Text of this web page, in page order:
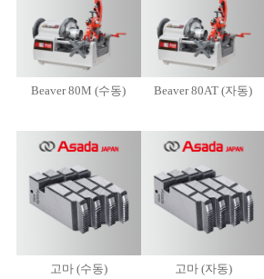
Beaver 80M (수동) Beaver 80AT (자동)
고마 (수동) 고마 (자동)